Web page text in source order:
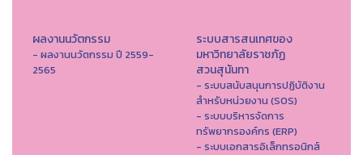
ผลงานนวัตกรรม
- ผลงานนวัตกรรม ปี 2559-
2565
ระบบสารสนเทศของ
มหาวิทยาลัยราชภัฏ
สวนสุนันทา
- ระบบสนับสนุนการปฏิบัติงาน
สำหรับหน่วยงาน (SOS)
- ระบบบริหารจัดการ
ทรัพยากรองค์กร (ERP)
- ระบบเอกสารอิเล็กทรอนิกส์